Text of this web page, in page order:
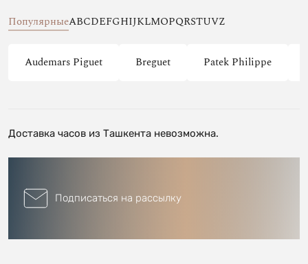
ПопулярныеABCDEFGHIJKLMOPQRSTUVZ
Audemars Piguet Breguet Patek Philippe
Доставка часов из Ташкента невозможна.
Подписаться на рассылку